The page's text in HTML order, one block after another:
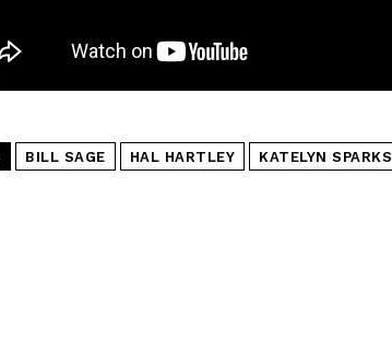
BILL SAGE HAL HARTLEY KATELYN SPARKS